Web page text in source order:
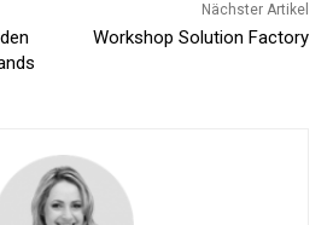
Nächster Artikel
Workshop Solution Factory